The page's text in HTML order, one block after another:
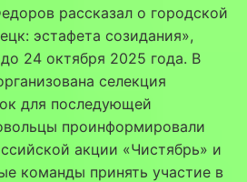
рассказал о городской
эстафета созидания»,
24 октября 2025 года. В
селекция
для последующей
проинформировали
акции «Чистябрь» и
команды принять участие в